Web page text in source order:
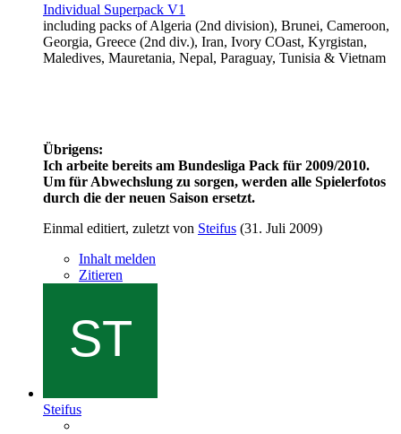
Individual Superpack V1
including packs of Algeria (2nd division), Brunei, Cameroon,
Georgia, Greece (2nd div.), Iran, Ivory COast, Kyrgistan,
Maledives, Mauretania, Nepal, Paraguay, Tunisia & Vietnam
Übrigens:
Ich arbeite bereits am Bundesliga Pack für 2009/2010.
Um für Abwechslung zu sorgen, werden alle Spielerfotos
durch die der neuen Saison ersetzt.
Einmal editiert, zuletzt von Steifus (31. Juli 2009)
Inhalt melden
Zitieren
Steifus